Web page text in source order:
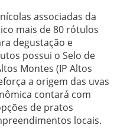
associadas da
mais de 80 rótulos
degustação e
possui o Selo de
Montes (IP Altos
a origem das uvas
contará com
de pratos
locais.